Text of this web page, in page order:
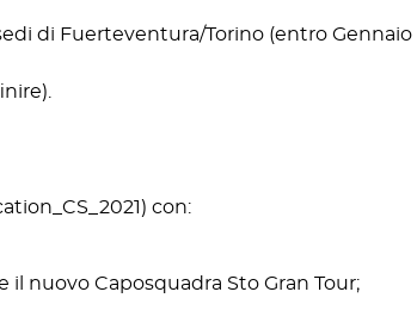
di Fuerteventura/Torino (entro Gennaio
con:
nuovo Caposquadra Sto Gran Tour;